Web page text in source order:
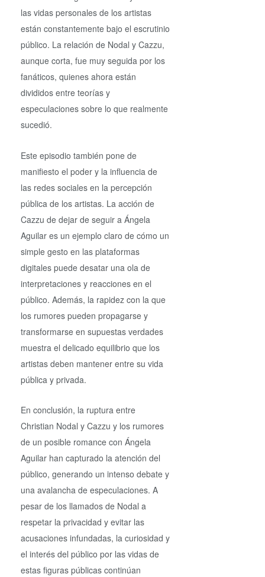
las vidas personales de los artistas
están constantemente bajo el escrutinio
público. La relación de Nodal y Cazzu,
aunque corta, fue muy seguida por los
fanáticos, quienes ahora están
divididos entre teorías y
especulaciones sobre lo que realmente
sucedió.
Este episodio también pone de
manifiesto el poder y la influencia de
las redes sociales en la percepción
pública de los artistas. La acción de
Cazzu de dejar de seguir a Ángela
Aguilar es un ejemplo claro de cómo un
simple gesto en las plataformas
digitales puede desatar una ola de
interpretaciones y reacciones en el
público. Además, la rapidez con la que
los rumores pueden propagarse y
transformarse en supuestas verdades
muestra el delicado equilibrio que los
artistas deben mantener entre su vida
pública y privada.
En conclusión, la ruptura entre
Christian Nodal y Cazzu y los rumores
de un posible romance con Ángela
Aguilar han capturado la atención del
público, generando un intenso debate y
una avalancha de especulaciones. A
pesar de los llamados de Nodal a
respetar la privacidad y evitar las
acusaciones infundadas, la curiosidad y
el interés del público por las vidas de
estas figuras públicas continúan